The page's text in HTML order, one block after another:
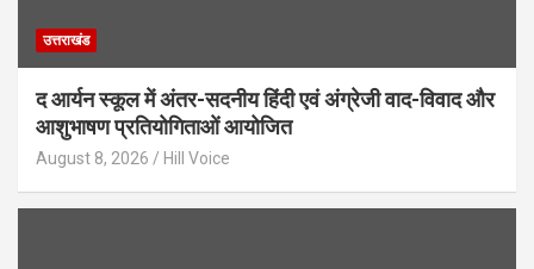
उत्तराखंड
द आर्यन स्कूल में अंतर-सदनीय हिंदी एवं अंग्रेजी वाद-विवाद और
आशुभाषण प्रतियोगिताओं आयोजित
August 8, 2026 Hill Voice